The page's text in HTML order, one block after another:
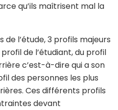
qu’ils maîtrisent mal la
l’étude, 3 profils majeurs
de l’étudiant, du profil
c’est-à-dire qui a son
des personnes les plus
Ces différents profils
devant